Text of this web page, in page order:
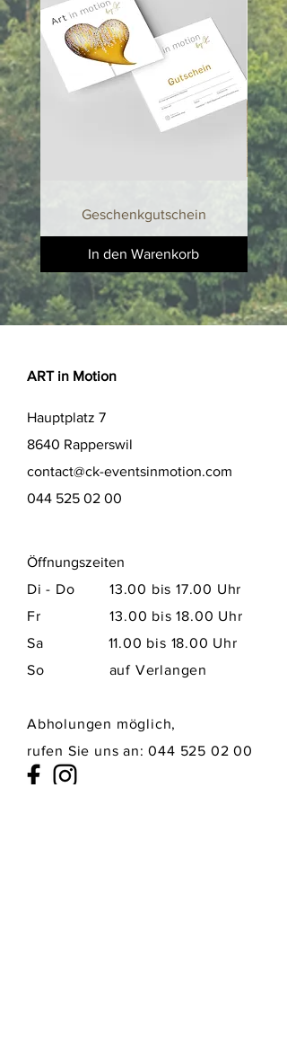
jeweilige Nummer und maximale
Anzahl angegeben.
Handgefertigte Elefanten Skulptur aus
Kunstharz. Nur trocken reinigen
(Staubwedel oder Microfasertuch ).
Handgefertigte Elefanten Skulptur aus
Geschenkgutschein
In den Warenkorb
ART in Motion
Hauptplatz 7
8640 Rapperswil
contact@ck-eventsinmotion.com
044 525 02 00
Öffnungszeiten
Di - Do 13.00 bis 17.00 Uhr
Fr 13.00 bis 18.00 Uhr
Sa​ 11.00 bis 18.00 Uhr
So auf Verlangen
Abholungen möglich,
rufen Sie uns an:044 525 02 00